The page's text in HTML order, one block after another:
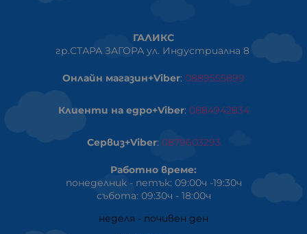
ГАЛИКС
гр.СТАРА ЗАГОРА ул. Индустриална 8
Онлайн магазин+Viber: 0889555899
Клиенти на едро+Viber: 0884942834
Сервиз+Viber: 0879603293
Работно време:
понеделник - петък: 09:00ч -19:30ч
събота: 09:30ч - 18:00ч
неделя - почивен ден